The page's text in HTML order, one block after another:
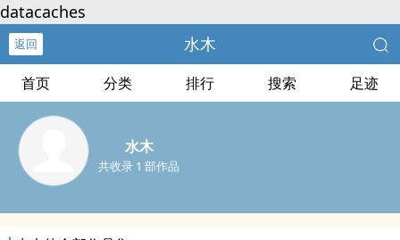
datacaches
返回 水木
首页 分类 排行 搜索 足迹
水木
共收录 1 部作品